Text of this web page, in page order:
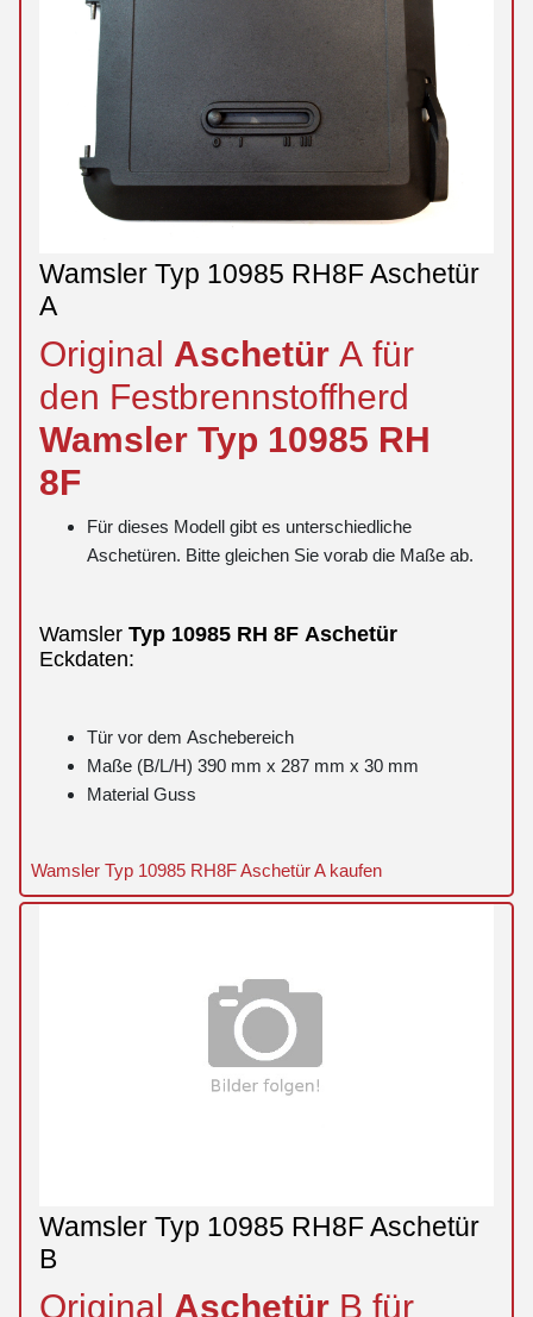
Wamsler Typ 10985 RH8F Aschetür
A
Original Aschetür A für
den Festbrennstoffherd
Wamsler Typ 10985 RH
8F
Für dieses Modell gibt es unterschiedliche
Aschetüren. Bitte gleichen Sie vorab die Maße ab.
Wamsler Typ 10985 RH 8F Aschetür
Eckdaten:
Tür vor dem Aschebereich
Maße (B/L/H) 390 mm x 287 mm x 30 mm
Material Guss
Wamsler Typ 10985 RH8F Aschetür A kaufen
Wamsler Typ 10985 RH8F Aschetür
B
Original Aschetür B für